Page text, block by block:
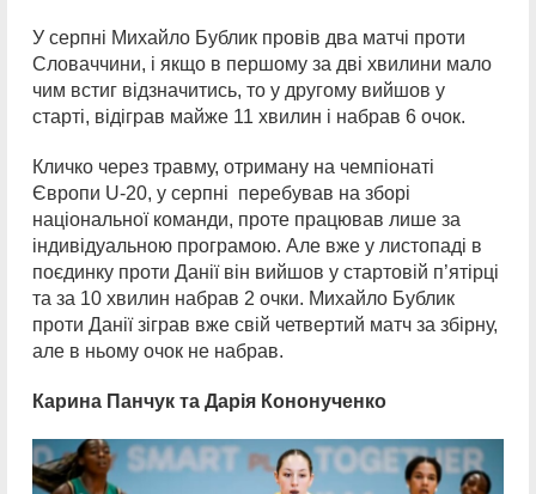
У серпні Михайло Бублик провів два матчі проти
Словаччини, і якщо в першому за дві хвилини мало
чим встиг відзначитись, то у другому вийшов у
старті, відіграв майже 11 хвилин і набрав 6 очок.
Кличко через травму, отриману на чемпіонаті
Європи U-20, у серпні перебував на зборі
національної команди, проте працював лише за
індивідуальною програмою. Але вже у листопаді в
поєдинку проти Данії він вийшов у стартовій п’ятірці
та за 10 хвилин набрав 2 очки. Михайло Бублик
проти Данії зіграв вже свій четвертий матч за збірну,
але в ньому очок не набрав.
Карина Панчук та Дарія Кононученко